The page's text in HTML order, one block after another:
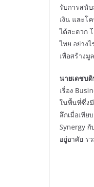
รับการสนั
เงิน และโ
ได้สะดวก
ไทย อย่าง
เพื่อสร้างมู
นายเดชบ
เรื่อง
ในพื้นที่ซึ่ง
ลึกเมื่อเทีย
Synergy
อยู่อาศัย ร